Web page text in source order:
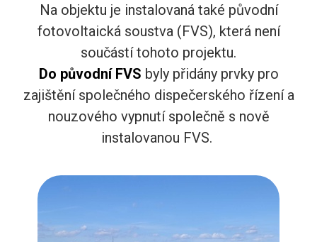
Na objektu je instalovaná také původní
fotovoltaická soustva (FVS), která není
součástí tohoto projektu.
Do původní FVS byly přidány prvky pro
zajištění společného dispečerského řízení a
nouzového vypnutí společně s nově
instalovanou FVS.